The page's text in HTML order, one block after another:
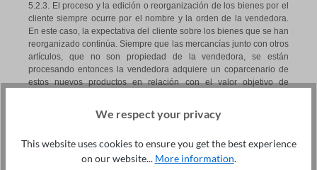
5.2.3. El proceso y la edición o reorganización de los bienes por el
cliente siempre ocurre por el nombre y la orden de la vendedora.
En este caso, la expectativa del cliente sobre los bienes que se han
reorganizado continúa. Siempre que las mercancías junto con otros
artículos, que no son propiedad de la vendedora, se están
procesando entonces la vendedora adquiere un coparcenario de
estos nuevos productos en relación con el valor objetivo de
fusión. Siempre que la mezcla se produzca de la manera en que el
cliente transfiere el coparcenario a la vendedora y que la propiedad
o el coparcenario de la vendedora serán coferidos por el cliente.
We respect your privacy
This website uses cookies to ensure you get the best experience
on our website... More information.